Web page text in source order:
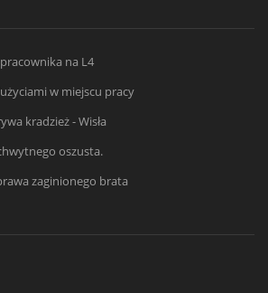
na L4
w miejscu pracy
kradzież - Wisła
oszusta.
zaginionego brata